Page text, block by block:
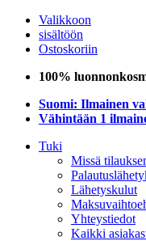
Valikkoon
sisältöön
Ostoskoriin
100%
Suomi: Ilmainen
Vähintään 1
Tuki
Missä
Lähetyskulut
Yhteystiedot
Kaikki